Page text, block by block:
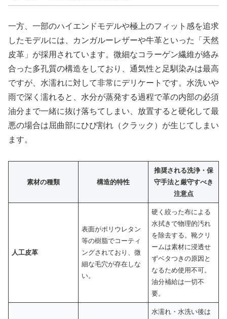
一方、一部のハイエンドモデルや極上のフィット感を追求
したモデルには、カンガルーレザーや牛革といった「天然
皮革」が採用されています。微細なコラーゲン繊維が絡み
合った多孔質の構造をしており、通気性と足馴染みは最高
ですが、水濡れに対して非常にデリケートです。水洗いや
雨で深く濡れると、水分が蒸発する過程で革の内部の必須
油分まで一緒に抜け落ちてしまい、放置すると硬化して最
悪の場合は屈曲部にひび割れ（クラック）が生じてしまい
ます。
素材の種類 構造的特性
推奨される洗浄・保
守手法と厳守すべき
注意点
人工皮革
表面がポリウレタン
等の樹脂でコーティ
ングされており、微
細な毛穴が存在しな
い。
硬く絞った布による
水拭きで物理的汚れ
を除去する。靴クリ
ームは素材に浸透せ
ずベタつきの原因と
なるため使用不可。
油分補給は一切不
要。
水濡れ・水洗い後は